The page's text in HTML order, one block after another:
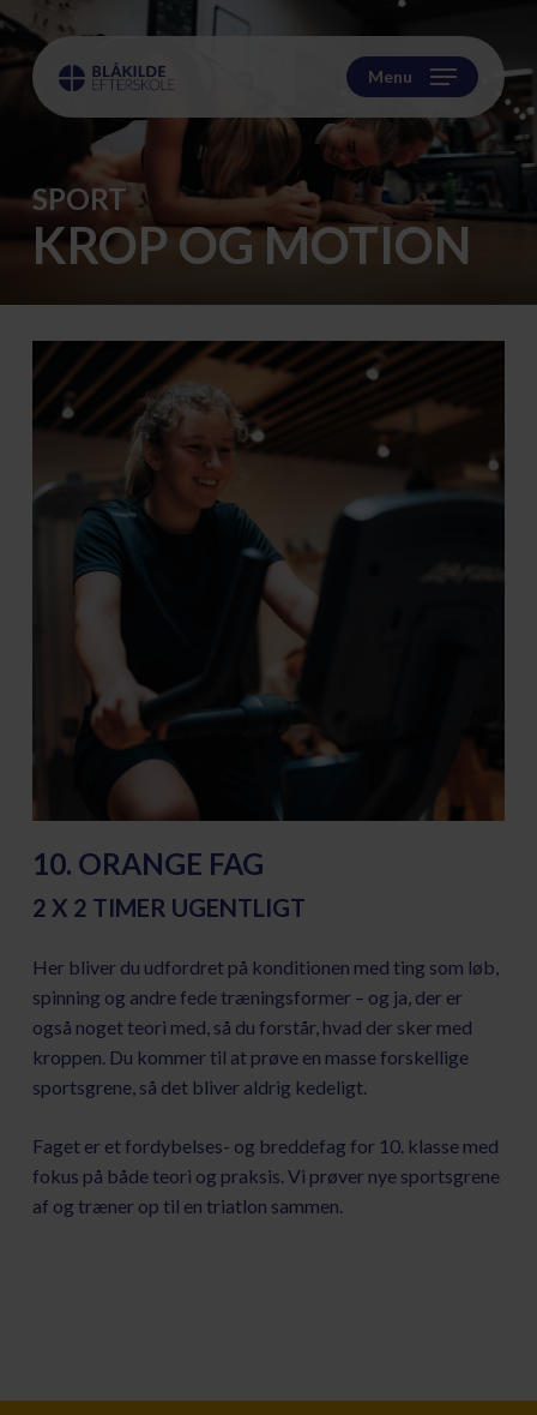
Skip
main
content
Menu
SPORT
KROP OG MOTION
10. ORANGE FAG
2 X 2 TIMER UGENTLIGT
Her bliver du udfordret på konditionen med ting som løb,
spinning og andre fede træningsformer – og ja, der er
også noget teori med, så du forstår, hvad der sker med
kroppen. Du kommer til at prøve en masse forskellige
sportsgrene, så det bliver aldrig kedeligt.
Faget er et fordybelses- og breddefag for 10. klasse med
fokus på både teori og praksis. Vi prøver nye sportsgrene
af og træner op til en triatlon sammen.